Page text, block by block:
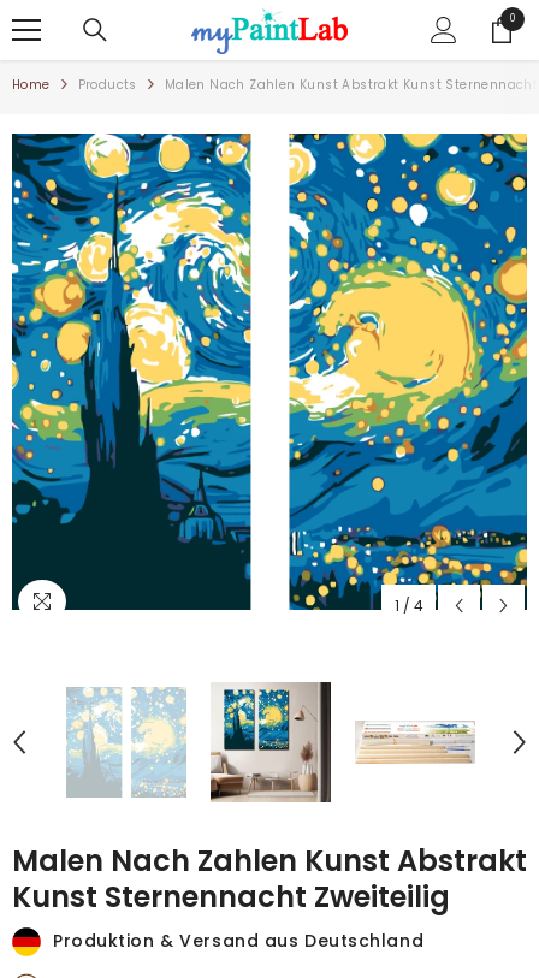
00
Artikel
Home Products Malen Nach Zahlen Kunst Abstrakt Kunst
1 / 4
Malen Nach Zahlen Kunst Abstrakt
Kunst Sternennacht Zweiteilig
Produktion & Versand aus Deutschland